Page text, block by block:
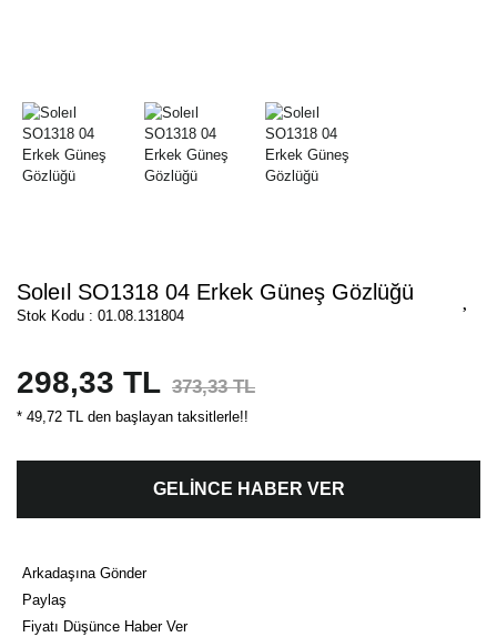
Soleıl SO1318 04 Erkek Güneş Gözlüğü
Stok Kodu : 01.08.131804
298,33 TL 373,33 TL
* 49,72 TL den başlayan taksitlerle!!
GELİNCE HABER VER
Arkadaşına Gönder
Paylaş
Fiyatı Düşünce Haber Ver